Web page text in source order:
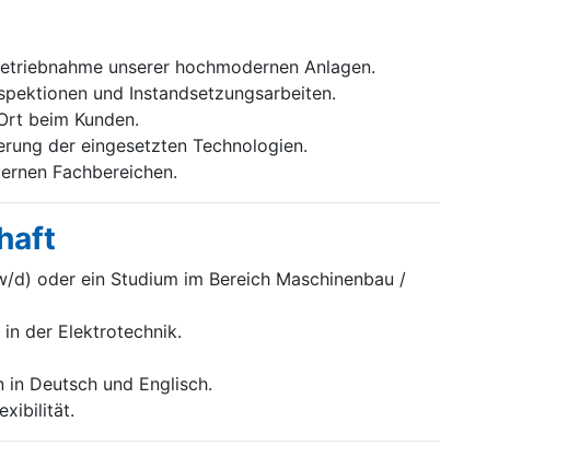
unserer hochmodernen Anlagen.
und Instandsetzungsarbeiten.
beim Kunden.
der eingesetzten Technologien.
Fachbereichen.
d) oder ein Studium im Bereich Maschinenbau /
in der Elektrotechnik.
Deutsch und Englisch.